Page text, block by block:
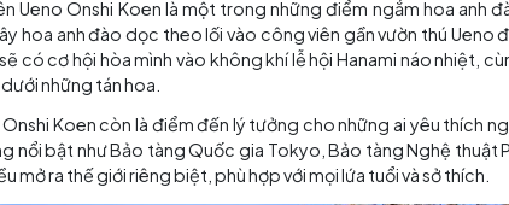
Bản dễ chịu với nắng nhẹ và không khí trong lành, lý tưởng
“gây nghiện” nhất Nhật